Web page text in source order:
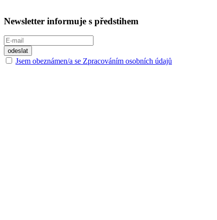
Newsletter informuje s předstihem
Jsem obeznámen/a se Zpracováním osobních údajů